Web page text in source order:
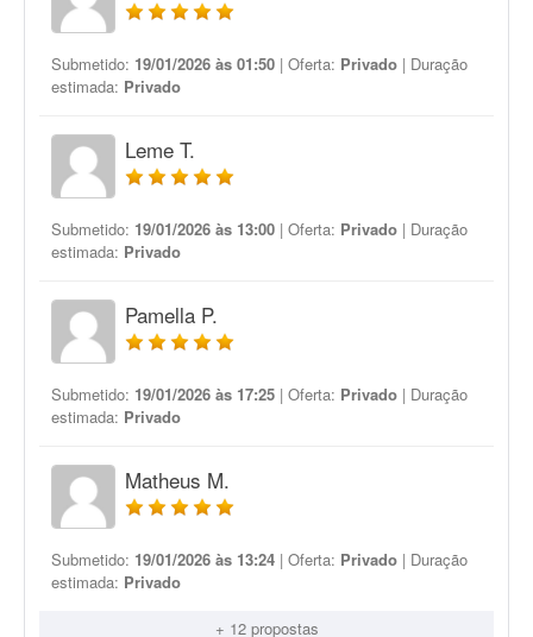
Submetido: 19/01/2026 às 01:50 | Oferta: Privado | Duração
estimada: Privado
Leme T.
Submetido: 19/01/2026 às 13:00 | Oferta: Privado | Duração
estimada: Privado
Pamella P.
Submetido: 19/01/2026 às 17:25 | Oferta: Privado | Duração
estimada: Privado
Matheus M.
Submetido: 19/01/2026 às 13:24 | Oferta: Privado | Duração
estimada: Privado
+ 12 propostas